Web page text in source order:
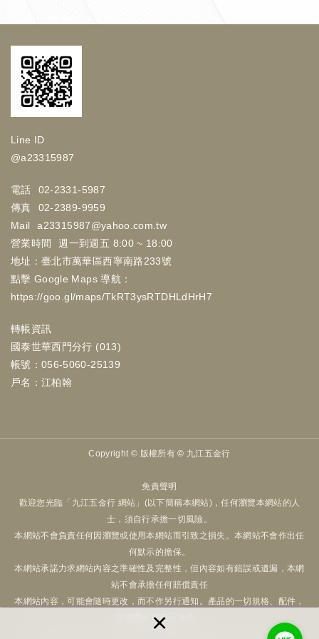
×
Line ID
@a23315987
電話
02-2331-5987
傳真
02-2389-9959
Mail
a23315987@yahoo.com.tw
營業時間
週一到週五 8:00 ~ 18:00
地址：臺北市萬華區西寧南路233號
點擊 Google Maps 導航：
https://goo.gl/maps/TkRT3ysRTDHLdHrH7
轉帳資訊
國泰世華西門分行 (013)
帳號：056-5060-25139
戶名：江柏翰
Copyright © 版權所有 © 九江五金行
免責聲明
歡迎您光臨「九江五金行 網站」(以下簡稱本網站)，任何瀏覽本網站的人
士，須自行承擔一切風險。
本網站不會負責任何因瀏覽或使用本網站而引致之損失。本網站不會作出任
何默示的擔保。
本網站承諾力求網站內容之準確性及完整性，但內容如有錯誤或遺漏，本網
站不會承擔任何賠償責任
本網站內容，可能會隨時更改，而不作另行通知。產品的一切規格、配件，
以實際出貨商品為準。
本網站可隨時停止或變更資料及有關條款而毋須事前通知用戶。